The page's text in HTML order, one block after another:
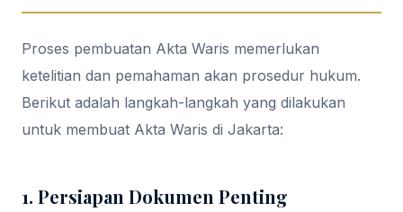
Proses pembuatan Akta Waris memerlukan
ketelitian dan pemahaman akan prosedur hukum.
Berikut adalah langkah-langkah yang dilakukan
untuk membuat Akta Waris di Jakarta:
1. Persiapan Dokumen Penting